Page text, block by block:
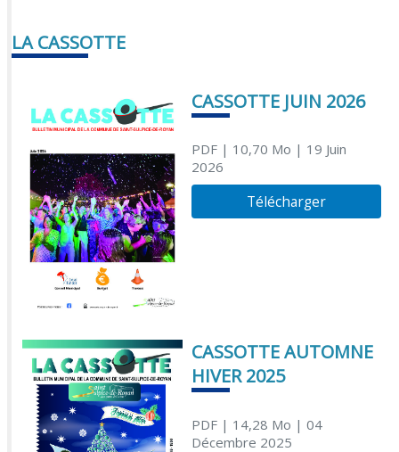
LA CASSOTTE
CASSOTTE JUIN 2026
PDF| 10,70 Mo | 19 Juin
2026
Télécharger
CASSOTTE AUTOMNE
HIVER 2025
PDF| 14,28 Mo | 04
Décembre 2025